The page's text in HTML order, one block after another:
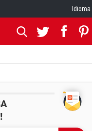
Idioma